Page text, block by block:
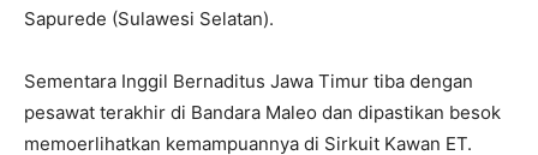
Sapurede (Sulawesi Selatan).
Sementara Inggil Bernaditus Jawa Timur tiba dengan
pesawat terakhir di Bandara Maleo dan dipastikan besok
memoerlihatkan kemampuannya di Sirkuit Kawan ET.